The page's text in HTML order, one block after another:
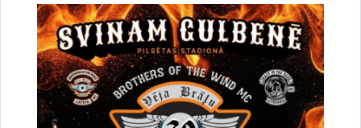
uzvarētāju SIA „Limbažu ceļi”, reģ. Nr. 46603000113, ar
līgumcenu bez PVN 348557,98 EUR.
Drukāt lapu